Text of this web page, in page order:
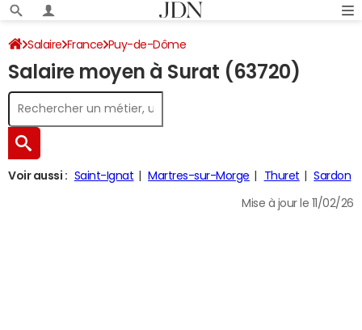
Salaire France Puy-de-Dôme
Salaire moyen à Surat (63720)
Voir aussi : Saint-Ignat Martres-sur-Morge Thuret Sardon
Mise à jour le 11/02/26